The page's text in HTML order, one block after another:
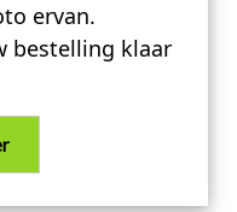
ervan.
bestelling klaar